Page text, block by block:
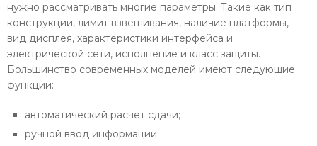
нужно рассматривать многие параметры. Такие как тип
конструкции, лимит взвешивания, наличие платформы,
вид дисплея, характеристики интерфейса и
электрической сети, исполнение и класс защиты.
Большинство современных моделей имеют следующие
функции:
автоматический расчет сдачи;
ручной ввод информации;